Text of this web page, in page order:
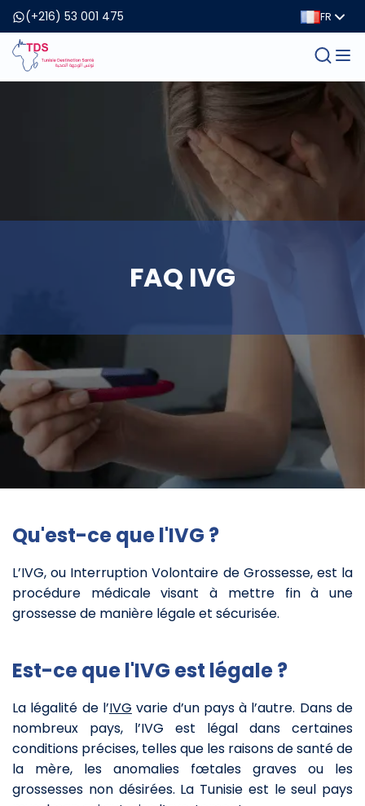
(+216) 53 001 475 FR
FAQ IVG
Qu'est-ce que l'IVG ?
L’IVG, ou Interruption Volontaire de Grossesse, est la
procédure médicale visant à mettre fin à une
grossesse de manière légale et sécurisée.
Est-ce que l'IVG est légale ?
La légalité de l’IVG varie d’un pays à l’autre. Dans de
nombreux pays, l’IVG est légal dans certaines
conditions précises, telles que les raisons de santé de
la mère, les anomalies fœtales graves ou les
grossesses non désirées. La Tunisie est le seul pays